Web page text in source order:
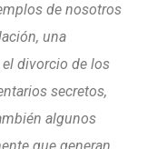
de nosotros
una
divorcio de los
secretos,
algunos